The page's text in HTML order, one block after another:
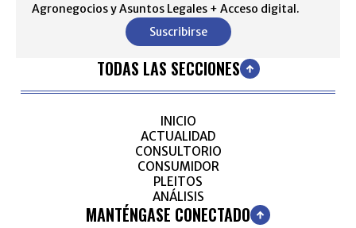
Agronegocios y Asuntos Legales + Acceso digital.
Suscribirse
TODAS LAS SECCIONES
INICIO
ACTUALIDAD
CONSULTORIO
CONSUMIDOR
PLEITOS
ANÁLISIS
MANTÉNGASE CONECTADO